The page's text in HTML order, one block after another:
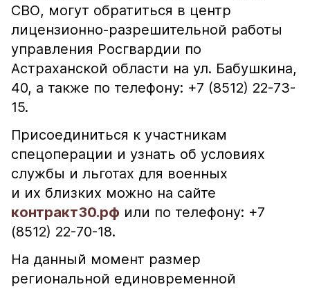
СВО, могут обратиться в центр
лицензионно-разрешительной работы
управления Росгвардии по
Астраханской области на ул. Бабушкина,
40, а также по телефону: +7 (8512) 22-73-
15.
Присоединиться к участникам
спецоперации и узнать об условиях
службы и льготах для военных
и их близких можно на сайте
контракт30.рф или по телефону: +7
(8512) 22-70-18.
На данный момент размер
региональной единовременной